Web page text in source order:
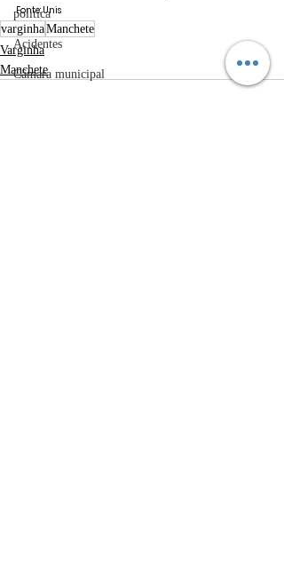
politica
Acidentes
Câmara municipal
Fonte: Unis
varginhaManchete
Varginha
Manchete